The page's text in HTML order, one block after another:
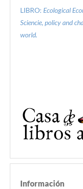
LIBRO: Ecological
Sciencie, policy and
world.
Información